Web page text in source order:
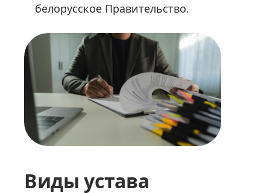
белорусское Правительство.
Виды устава